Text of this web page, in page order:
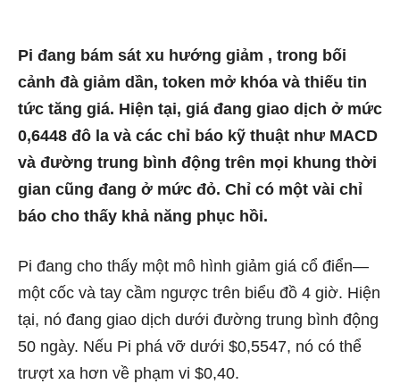
Pi đang bám sát xu hướng giảm , trong bối
cảnh đà giảm dần, token mở khóa và thiếu tin
tức tăng giá. Hiện tại, giá đang giao dịch ở mức
0,6448 đô la và các chỉ báo kỹ thuật như MACD
và đường trung bình động trên mọi khung thời
gian cũng đang ở mức đỏ. Chỉ có một vài chỉ
báo cho thấy khả năng phục hồi.
Pi đang cho thấy một mô hình giảm giá cổ điển—
một cốc và tay cầm ngược trên biểu đồ 4 giờ. Hiện
tại, nó đang giao dịch dưới đường trung bình động
50 ngày. Nếu Pi phá vỡ dưới $0,5547, nó có thể
trượt xa hơn về phạm vi $0,40.